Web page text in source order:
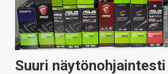
Suuri